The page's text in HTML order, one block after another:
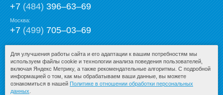
+7(484)396‒63‒69
Москва:
+7(499)705‒03‒69
E-mail:
mail@san-premium.ru
Для улучшения работы сайта и его адаптации к вашим потребностям мы
используем файлы cookie и технологии анализа поведения пользователей,
включая Яндекс Метрику, а также рекомендательные алгоритмы. С подробной
информацией о том, как мы обрабатываем ваши данные, вы можете
ознакомиться в нашей Политике в отношении обработки персональных
данных